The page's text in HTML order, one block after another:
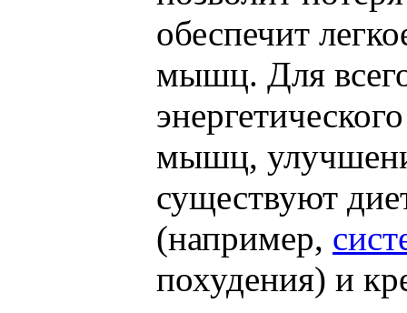
обеспечит
мышц. Для
мышц,
существуют
(например,
похудения) и